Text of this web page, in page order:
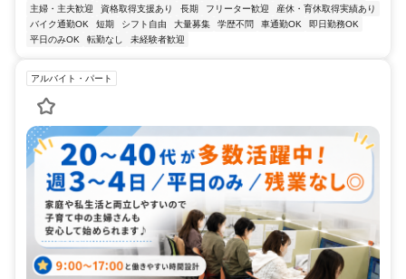
主婦・主夫歓迎
資格取得支援あり 長期 フリーター歓迎
産休・育休取得実績あり
バイク通勤OK
短期 シフト自由 大量募集 学歴不問 車通勤OK
即日勤務OK
平日のみOK
転勤なし 未経験者歓迎
アルバイト・パート